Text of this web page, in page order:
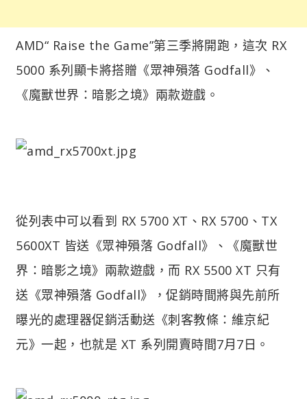
AMD“ Raise the Game”第三季將開跑，這次 RX
5000 系列顯卡將搭贈《眾神殞落 Godfall》、
《魔獸世界：暗影之境》兩款遊戲。
從列表中可以看到 RX 5700 XT、RX 5700、TX
5600XT 皆送《眾神殞落 Godfall》、《魔獸世
界：暗影之境》兩款遊戲，而 RX 5500 XT 只有
送《眾神殞落 Godfall》，促銷時間將與先前所
曝光的處理器促銷活動送《刺客教條：維京紀
元》一起，也就是 XT 系列開賣時間7月7日。